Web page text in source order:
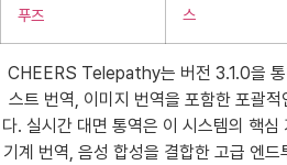
푸즈
스
CHEERS Telepathy는 버전 3.1.0을 통
스트 번역, 이미지 번역을 포함한 포괄
다. 실시간 대면 통역은 이 시스템의 핵
기계 번역, 음성 합성을 결합한 고급 엔